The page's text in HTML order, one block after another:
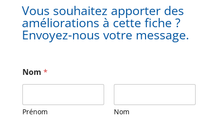
Vous souhaitez apporter des
améliorations à cette fiche ?
Envoyez-nous votre message.
Nom *
Prénom Nom